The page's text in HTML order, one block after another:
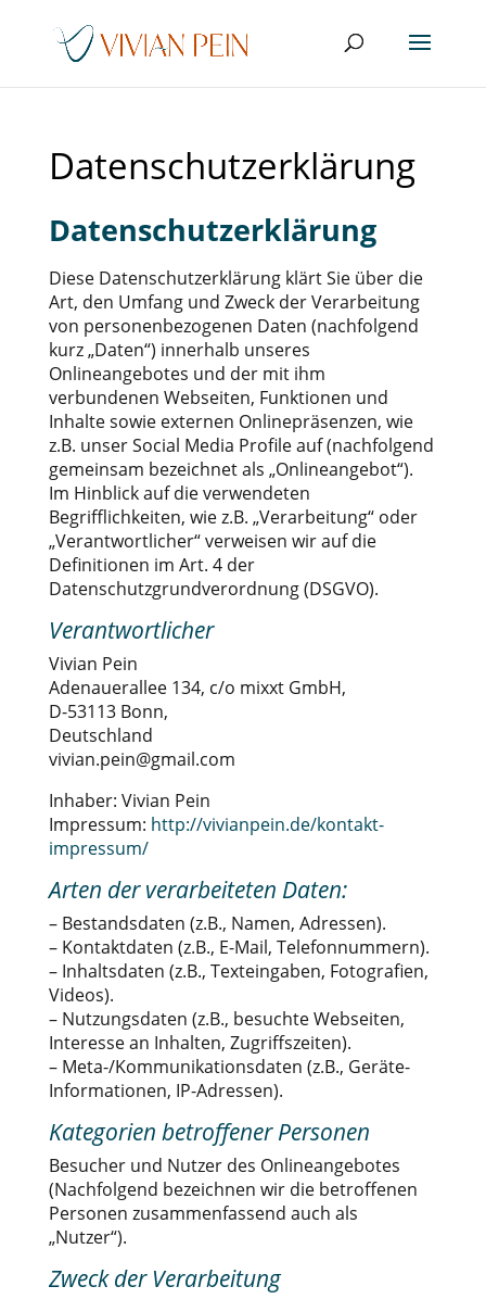
Datenschutzerklärung
Datenschutzerklärung
Diese Datenschutzerklärung klärt Sie über die
Art, den Umfang und Zweck der Verarbeitung
von personenbezogenen Daten (nachfolgend
kurz „Daten“) innerhalb unseres
Onlineangebotes und der mit ihm
verbundenen Webseiten, Funktionen und
Inhalte sowie externen Onlinepräsenzen, wie
z.B. unser Social Media Profile auf (nachfolgend
gemeinsam bezeichnet als „Onlineangebot“).
Im Hinblick auf die verwendeten
Begrifflichkeiten, wie z.B. „Verarbeitung“ oder
„Verantwortlicher“ verweisen wir auf die
Definitionen im Art. 4 der
Datenschutzgrundverordnung (DSGVO).
Verantwortlicher
Vivian Pein
Adenauerallee 134, c/o mixxt GmbH,
D-53113 Bonn,
Deutschland
vivian.pein@gmail.com
Inhaber: Vivian Pein
Impressum: http://vivianpein.de/kontakt-
impressum/
Arten der verarbeiteten Daten:
– Bestandsdaten (z.B., Namen, Adressen).
– Kontaktdaten (z.B., E-Mail, Telefonnummern).
– Inhaltsdaten (z.B., Texteingaben, Fotografien,
Videos).
– Nutzungsdaten (z.B., besuchte Webseiten,
Interesse an Inhalten, Zugriffszeiten).
– Meta-/Kommunikationsdaten (z.B., Geräte-
Informationen, IP-Adressen).
Kategorien betroffener Personen
Besucher und Nutzer des Onlineangebotes
(Nachfolgend bezeichnen wir die betroffenen
Personen zusammenfassend auch als
„Nutzer“).
Zweck der Verarbeitung